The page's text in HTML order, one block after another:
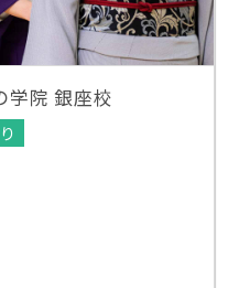
学院 銀座校